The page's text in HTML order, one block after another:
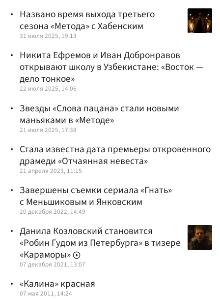
Названо время выхода третьего
сезона «Метода» с Хабенским
31 июля 2025, 19:13
Никита Ефремов и Иван Добронравов
открывают школу в Узбекистане: «Восток —
дело тонкое»
22 июля 2025, 14:06
Звезды «Слова пацана» стали новыми
маньяками в «Методе»
21 июля 2025, 17:38
Стала известна дата премьеры откровенного
драмеди «Отчаянная невеста»
21 апреля 2023, 11:15
Завершены съемки сериала «Гнать»
с Меньшиковым и Янковским
20 декабря 2022, 14:49
Данила Козловский становится
«Робин Гудом из Петербурга» в тизере
«Караморы»
07 декабря 2021, 13:07
«Калина» красная
07 мая 2011, 14:24